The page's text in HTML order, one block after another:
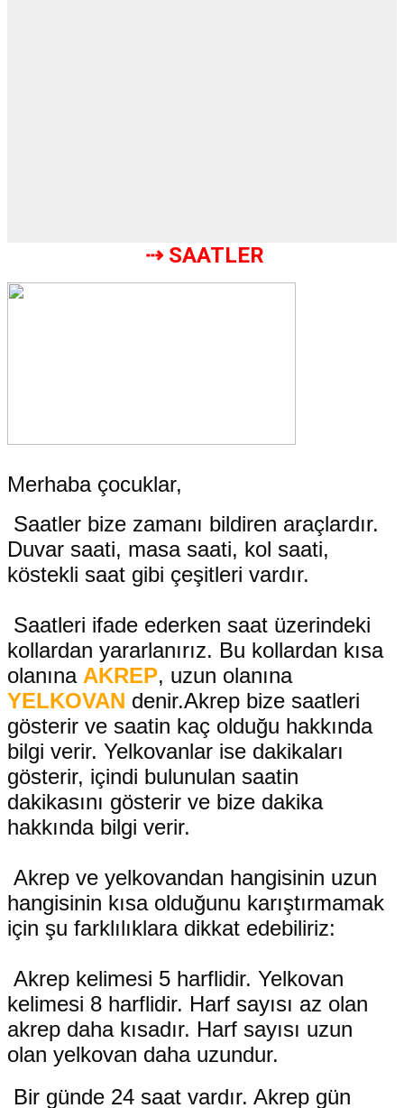
⇢ SAATLER
Merhaba çocuklar,
Duvar saati, masa saati, kol saati,
köstekli saat gibi çeşitleri vardır.
kollardan yararlanırız. Bu kollardan kısa
olanına AKREP
, uzun olanına
YELKOVAN denir.Akrep bize saatleri
gösterir ve saatin kaç olduğu hakkında
bilgi verir. Yelkovanlar ise dakikaları
gösterir, içindi bulunulan saatin
dakikasını gösterir ve bize dakika
hakkında bilgi verir.
hangisinin kısa olduğunu karıştırmamak
için şu farklılıklara dikkat edebiliriz:
kelimesi 8 harflidir. Harf sayısı az olan
akrep daha kısadır. Harf sayısı uzun
olan yelkovan daha uzundur.